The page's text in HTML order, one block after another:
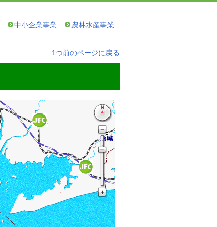
中小企業事業 農林水産事業
1つ前のページに戻る